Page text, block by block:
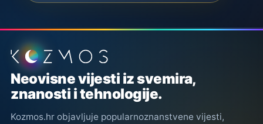
Podnožje stranice
Neovisne vijesti iz svemira,
znanosti i tehnologije.
Kozmos.hr objavljuje popularnoznanstvene vijesti,